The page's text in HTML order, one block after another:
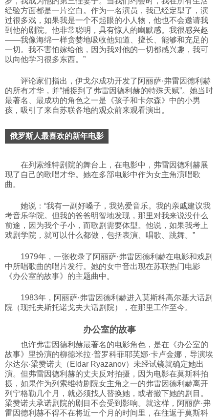
经验方面都是一片空白。作为一名演员，我已经定型了，演
过很多戏，如果我是一个不起眼的小人物，他也不会邀请我
到他的剧院。他非常聪明，具有惊人的幽默感。我很感兴趣
——我像海绵一样贪婪地吸收他知道、擅长、能够和充足的
一切。我不害怕嫁给他，因为我对他的一切都感兴趣，我可
以向他学习很多东西。”
评论家们指出，伊戈尔成功开发了阿丽萨·弗雷因德利赫
的所有才华，并“捕捉到了弗雷因德利赫的特殊天赋”。她当时
最著名、最成功的角色之一是《孩子和卡尔森》中的小男
孩，吸引了来自苏联各地的观众前来观看演出。
俄罗斯人最喜欢的新年电影
在列索维特剧院的舞台上，在电影中，弗雷因德利赫展
现了自己的歌唱才华。她在多部电影中作为女主角演唱歌
曲。
她说：“我有一副好嗓子，我热爱音乐。我的亲戚建议我
考音乐学院。但我的爸爸明智地发现，那里对我来说没什么
前途，因为我个子小，而歌剧需要体型。他说，如果我考上
戏剧学院，就可以什么都做，包括表演、唱歌、跳舞。”
1979年，一张收录了阿丽萨·弗雷因德利赫在电影和戏剧
中所唱歌曲的唱片发行。她的女中音出现在苏联热门电影
《办公室的故事》的主题曲中。
1983年，阿丽萨·弗雷因德利赫进入莫斯科高尔基大话剧
院（现托夫斯托诺戈夫大话剧院），在那里工作至今。
办公室的故事
也许弗雷因德利赫最著名的电影角色，是在《办公室的
故事》里扮演的柳德米拉·普罗科菲耶芙娜·卡卢金娜，导演埃
尔达尔·梁赞诺夫（Eldar Ryazanov）未经试镜就确定她出
演。但弗雷因德利赫的丈夫反对拍摄，因为电影在莫斯科拍
摄，如果作为列索维特剧院女主角之一的弗雷因德利赫离开
列宁格勒几个月，就必须找人替换她，或者撤下她的剧目。
梁赞诺夫承诺剧院的剧目不会受到影响。就这样，阿丽萨·弗
雷因德利赫不得不在将近一个月的时间里，在往返于莫斯科